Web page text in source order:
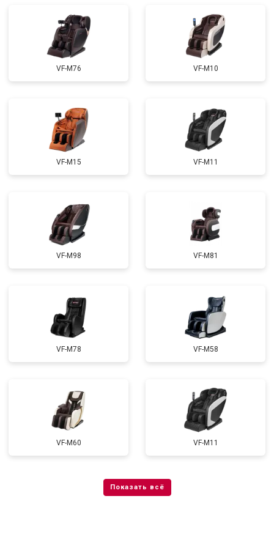
Замена сетевого трансформатора от 4500 ₽ Заказать
Ремонт микро-лифта
VF-M76 VF-M10
VF-M15 VF-M11
VF-M98 VF-M81
VF-M78 VF-M58
VF-M60 VF-M11